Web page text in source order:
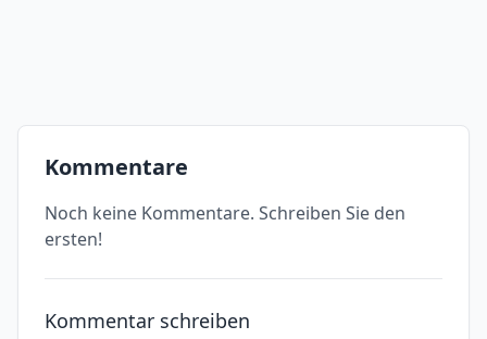
Kommentare
Noch keine Kommentare. Schreiben Sie den
ersten!
Kommentar schreiben